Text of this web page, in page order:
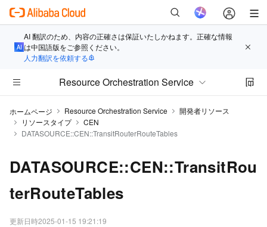
AI 翻訳のため、内容の正確さは保証いたしかねます。正確な情報
は中国語版をご参照ください。
人力翻訳を依頼する
Resource Orchestration Service
ホームページ Resource Orchestration Service
開発者リソース
リソースタイプ
CEN
DATASOURCE::CEN::TransitRouterRouteTables
DATASOURCE::CEN::TransitRou
terRouteTables
更新日時2025-01-15 19:21:19